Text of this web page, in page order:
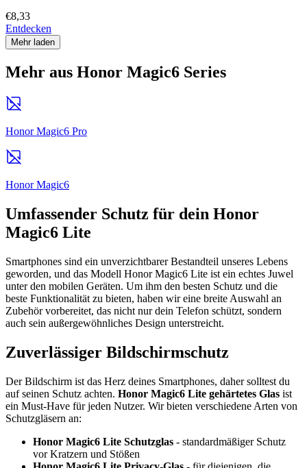
€8,33
Entdecken
Mehr laden
Mehr aus Honor Magic6 Series
Honor Magic6 Pro
Honor Magic6
Umfassender Schutz für dein Honor
Magic6 Lite
Smartphones sind ein unverzichtbarer Bestandteil unseres Lebens
geworden, und das Modell Honor Magic6 Lite ist ein echtes Juwel
unter den mobilen Geräten. Um ihm den besten Schutz und die
beste Funktionalität zu bieten, haben wir eine breite Auswahl an
Zubehör vorbereitet, das nicht nur dein Telefon schützt, sondern
auch sein außergewöhnliches Design unterstreicht.
Zuverlässiger Bildschirmschutz
Der Bildschirm ist das Herz deines Smartphones, daher solltest du
auf seinen Schutz achten. Honor Magic6 Lite gehärtetes Glas ist
ein Must-Have für jeden Nutzer. Wir bieten verschiedene Arten von
Schutzgläsern an:
Honor Magic6 Lite Schutzglas - standardmäßiger Schutz
vor Kratzern und Stößen